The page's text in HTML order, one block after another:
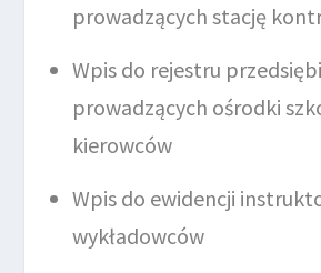
prowadzących stację
Wpis do rejestru
prowadzących ośrodki
kierowców
Wpis do ewidencji
wykładowców